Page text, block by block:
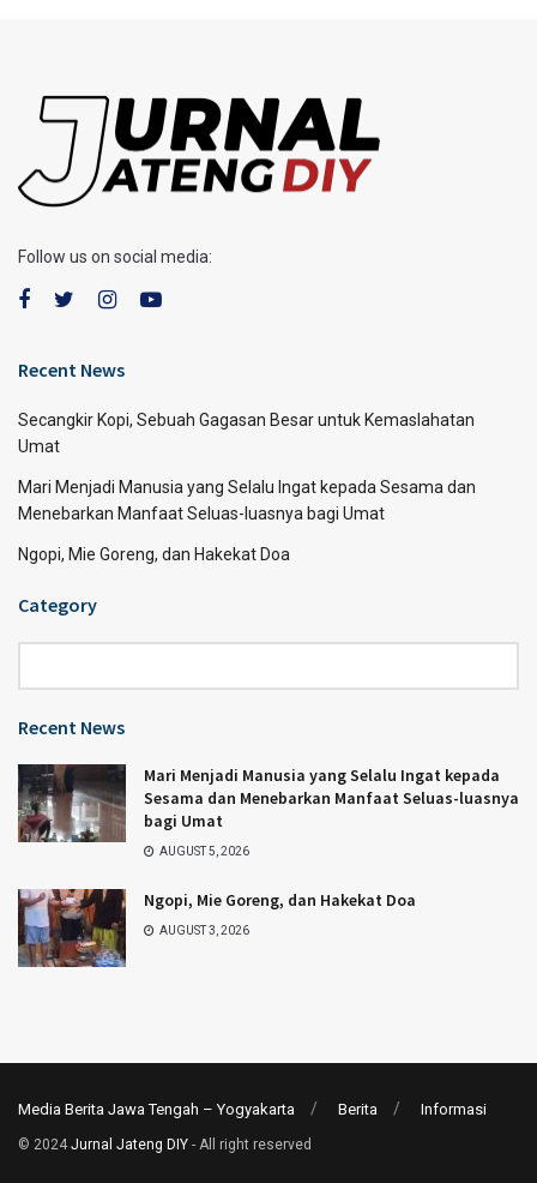
Follow us on social media:
Recent News
Secangkir Kopi, Sebuah Gagasan Besar untuk Kemaslahatan
Umat
Mari Menjadi Manusia yang Selalu Ingat kepada Sesama dan
Menebarkan Manfaat Seluas-luasnya bagi Umat
Ngopi, Mie Goreng, dan Hakekat Doa
Category
Recent News
Mari Menjadi Manusia yang Selalu Ingat kepada
Sesama dan Menebarkan Manfaat Seluas-luasnya
bagi Umat
AUGUST 5, 2026
Ngopi, Mie Goreng, dan Hakekat Doa
AUGUST 3, 2026
Media Berita Jawa Tengah – Yogyakarta Berita Informasi
© 2024 Jurnal Jateng DIY - All right reserved